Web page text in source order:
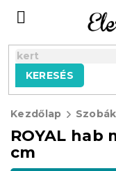
tartalomhoz
KERESÉS
Kezdőlap Szobák
ROYAL hab
cm